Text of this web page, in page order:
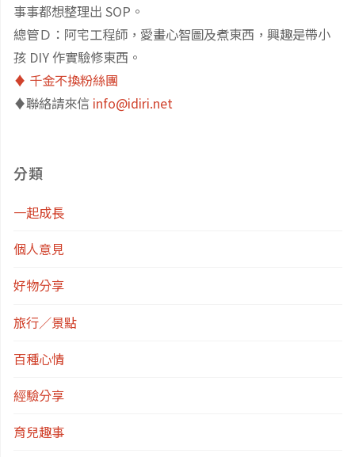
教
老
師
事事都想整理出 SOP。
總管Ｄ：阿宅工程師，愛畫心智圖及煮東西，興趣是帶小
孩 DIY 作實驗修東西。
♦️ 千金不換粉絲團
♦️聯絡請來信 info@idiri.net
分類
一起成長
個人意見
好物分享
旅行／景點
百種心情
經驗分享
育兒趣事